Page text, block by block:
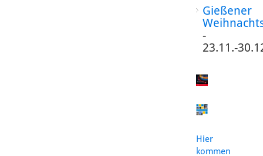
Gießener
-
23.11.-
Hier
kommen